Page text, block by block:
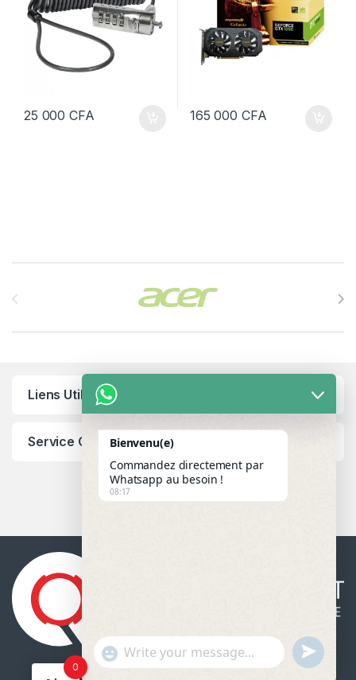
25 000CFA 165 000 CFA
Liens Utiles
Service Client
0
Bienvenu(e)
Commandez directement par
Whatsapp au besoin !
08:17
"
+
WhatsApp Message
u
n